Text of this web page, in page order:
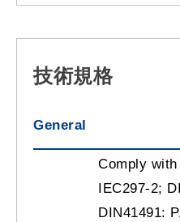
技術規格
General
Comply
IEC297-2;
DIN41491: